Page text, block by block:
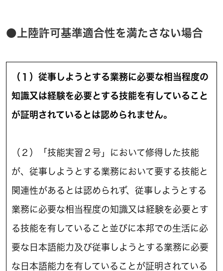
●上陸許可基準適合性を満たさない場合
（１）従事しようとする業務に必要な相当程度の
知識又は経験を必要とする技能を有していること
が証明されているとは認められません。
（２）「技能実習２号」において修得した技能
が、従事しようとする業務において要する技能と
関連性があるとは認められず、従事しようとする
業務に必要な相当程度の知識又は経験を必要とす
る技能を有していること並びに本邦での生活に必
要な日本語能力及び従事しようとする業務に必要
な日本語能力を有していることが証明されている